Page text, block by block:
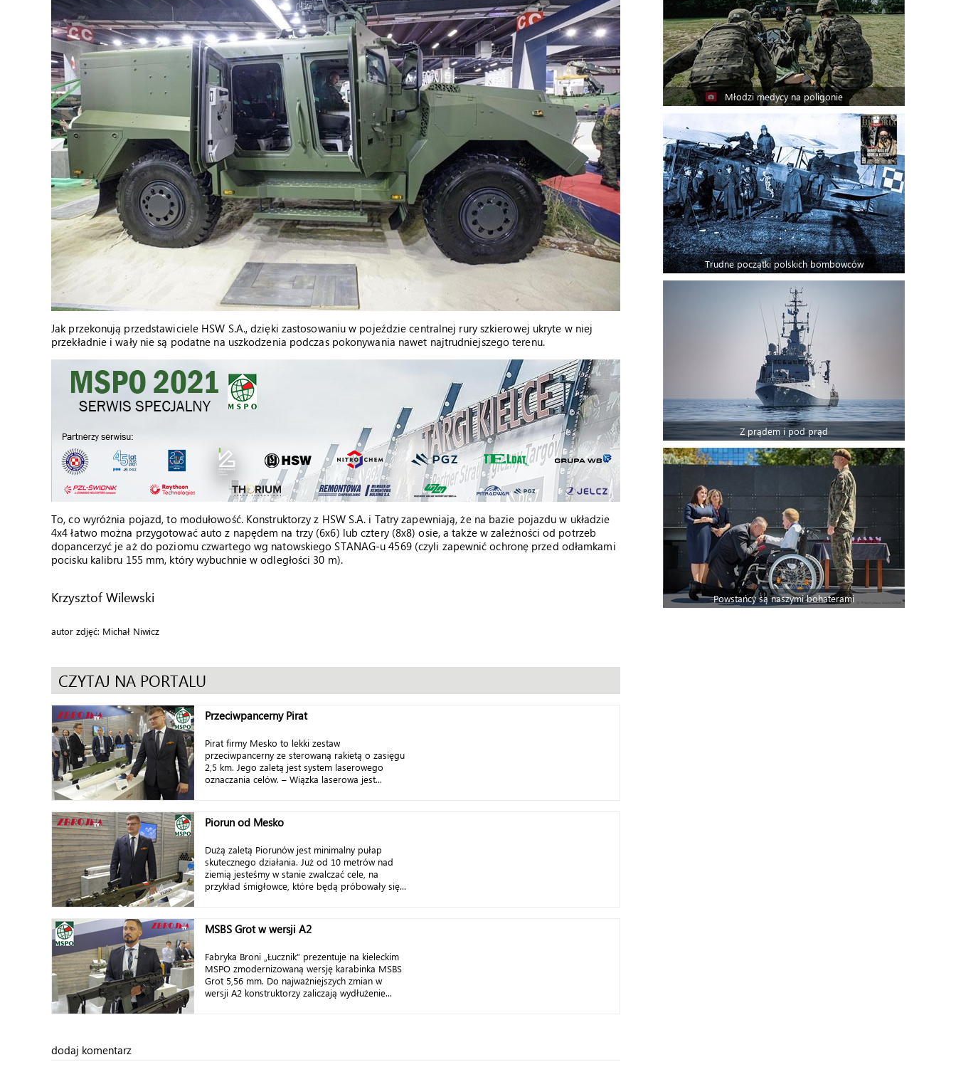
Jak przekonują przedstawiciele HSW S.A., dzięki zastosowaniu w pojeździe centralnej rury szkierowej ukryte w niej
przekładnie i wały nie są podatne na uszkodzenia podczas pokonywania nawet najtrudniejszego terenu.
To, co wyróżnia pojazd, to modułowość. Konstruktorzy z HSW S.A. i Tatry zapewniają, że na bazie pojazdu w układzie
4x4 łatwo można przygotować auto z napędem na trzy (6x6) lub cztery (8x8) osie, a także w zależności od potrzeb
dopancerzyć je aż do poziomu czwartego wg natowskiego STANAG-u 4569 (czyli zapewnić ochronę przed odłamkami
pocisku kalibru 155 mm, który wybuchnie w odległości 30 m).
Krzysztof Wilewski
autor zdjęć: Michał Niwicz
CZYTAJ NA PORTALU
Przeciwpancerny Pirat
Pirat firmy Mesko to lekki zestaw
przeciwpancerny ze sterowaną rakietą o zasięgu
2,5 km. Jego zaletą jest system laserowego
oznaczania celów. – Wiązka laserowa jest...
Piorun od Mesko
Dużą zaletą Piorunów jest minimalny pułap
skutecznego działania. Już od 10 metrów nad
ziemią jesteśmy w stanie zwalczać cele, na
przykład śmigłowce, które będą próbowały się...
MSBS Grot w wersji A2
Fabryka Broni „Łucznik” prezentuje na kieleckim
MSPO zmodernizowaną wersję karabinka MSBS
Grot 5,56 mm. Do najważniejszych zmian w
wersji A2 konstruktorzy zaliczają wydłużenie...
dodaj komentarz
Młodzi medycy na poligonie
Trudne początki polskich bombowców
Z prądem i pod prąd
Powstańcy są naszymi bohaterami